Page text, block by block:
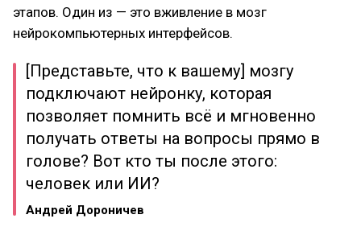
этапов. Один из — это вживление в мозг
нейрокомпьютерных интерфейсов.
[Представьте, что к вашему] мозгу
подключают нейронку, которая
позволяет помнить всё и мгновенно
получать ответы на вопросы прямо в
голове? Вот кто ты после этого:
человек или ИИ?
Андрей Дороничев